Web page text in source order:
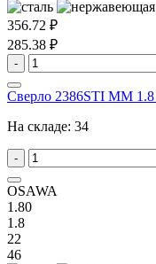
356.72 ₽
285.38 ₽
-
Сверло 2386STI MM
На складе: 34
-
OSAWA
1.80
1.8
22
46